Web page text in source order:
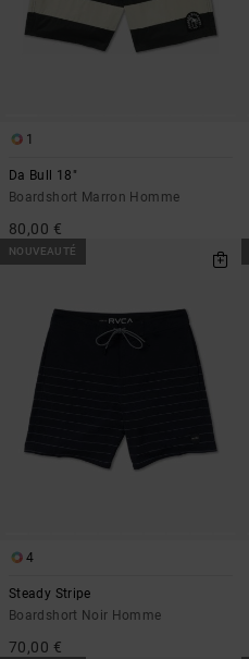
1
Da Bull 18"
Boardshort Marron Homme
80,00 €
NOUVEAUTÉ
4
Steady Stripe
Boardshort Noir Homme
70,00 €